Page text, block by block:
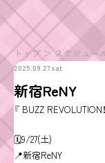
トップ スケジュー
2025.09.27.sat
新宿ReNY
『 BUZZ
🗓9/27(土)
📍新宿ReNY